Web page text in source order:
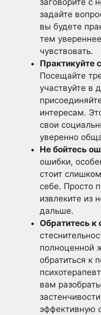
задайте
вы будете
тем
чувствовать.
Практикуйте
Посещайте
участвуйте в
интересам.
свои
уверенно
Не бойтесь
ошибки,
стоит
себе. Просто
извлеките из
дальше.
Обратитесь к
полноценной
обратиться к
вам
эффективную